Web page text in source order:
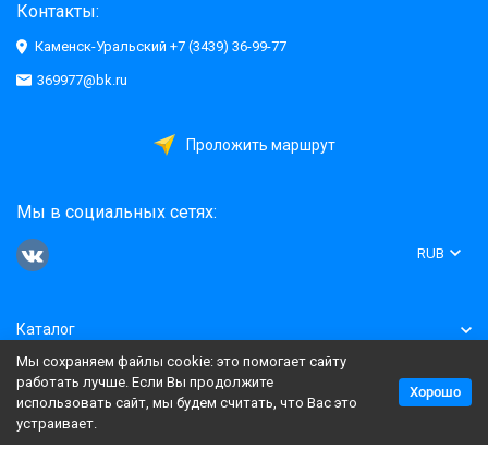
Контакты:
Каменск-Уральский +7 (3439) 36-99-77
369977@bk.ru
Проложить маршрут
Мы в социальных сетях:
RUB
Каталог
Информация
Мы сохраняем файлы cookie: это помогает сайту
работать лучше. Если Вы продолжите
использовать сайт, мы будем считать, что Вас это
устраивает.
Хорошо